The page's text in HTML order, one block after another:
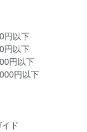
円以下
円以下
円以下
円以下
ド